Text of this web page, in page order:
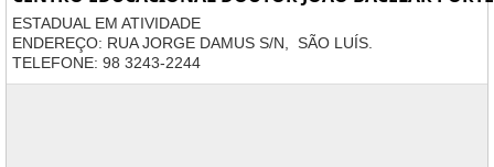
ESTADUAL EM ATIVIDADE
ENDEREÇO: RUA JORGE DAMUS S/N, SÃO LUÍS.
TELEFONE: 98 3243-2244